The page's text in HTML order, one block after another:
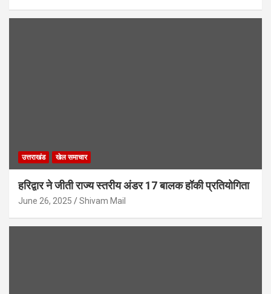
उत्तराखंड खेल समाचार
हरिद्वार ने जीती राज्य स्तरीय अंडर 17 बालक हॉकी प्रतियोगिता
June 26, 2025 Shivam Mail